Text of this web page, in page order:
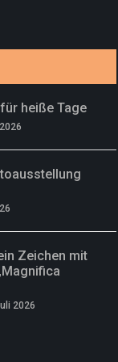
WM
heiße Tage
Zeichen mit
2026